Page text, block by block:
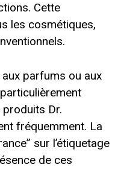
Cette
les cosmétiques,
parfums ou aux
Dr.
fréquemment. La
sur l’étiquetage
de ces